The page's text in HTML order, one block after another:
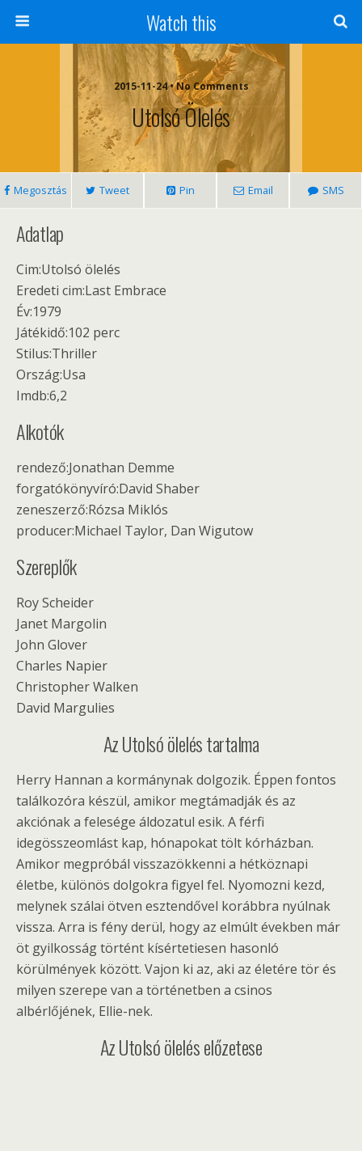
Watch this
2015-11-24 • No Comments
Utolsó Ölelés
Megosztás Tweet Pin Email SMS
Adatlap
Cim:Utolsó ölelés
Eredeti cim:Last Embrace
Év:1979
Játékidő:102 perc
Stilus:Thriller
Ország:Usa
Imdb:6,2
Alkotók
rendező:Jonathan Demme
forgatókönyvíró:David Shaber
zeneszerző:Rózsa Miklós
producer:Michael Taylor, Dan Wigutow
Szereplők
Roy Scheider
Janet Margolin
John Glover
Charles Napier
Christopher Walken
David Margulies
Az Utolsó ölelés tartalma
Herry Hannan a kormánynak dolgozik. Éppen fontos
találkozóra készül, amikor megtámadják és az
akciónak a felesége áldozatul esik. A férfi
idegösszeomlást kap, hónapokat tölt kórházban.
Amikor megpróbál visszazökkenni a hétköznapi
életbe, különös dolgokra figyel fel. Nyomozni kezd,
melynek szálai ötven esztendővel korábbra nyúlnak
vissza. Arra is fény derül, hogy az elmúlt években már
öt gyilkosság történt kísértetiesen hasonló
körülmények között. Vajon ki az, aki az életére tör és
milyen szerepe van a történetben a csinos
albérlőjének, Ellie-nek.
Az Utolsó ölelés előzetese